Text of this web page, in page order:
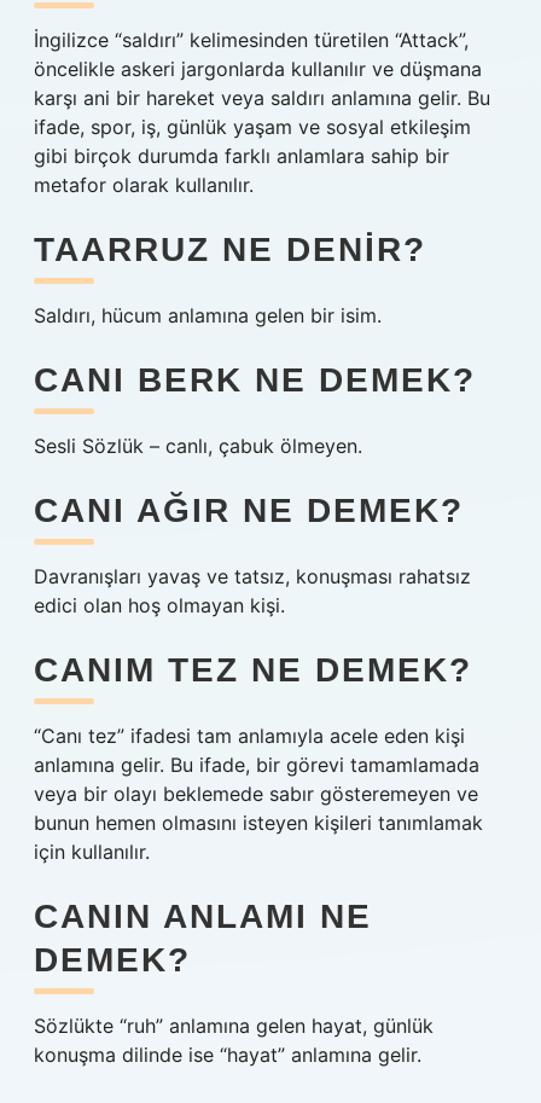
İngilizce “saldırı” kelimesinden türetilen “Attack”,
öncelikle askeri jargonlarda kullanılır ve düşmana
karşı ani bir hareket veya saldırı anlamına gelir. Bu
ifade, spor, iş, günlük yaşam ve sosyal etkileşim
gibi birçok durumda farklı anlamlara sahip bir
metafor olarak kullanılır.
TAARRUZ NE DENIR?
Saldırı, hücum anlamına gelen bir isim.
CANI BERK NE DEMEK?
Sesli Sözlük – canlı, çabuk ölmeyen.
CANI AĞIR NE DEMEK?
Davranışları yavaş ve tatsız, konuşması rahatsız
edici olan hoş olmayan kişi.
CANIM TEZ NE DEMEK?
“Canı tez” ifadesi tam anlamıyla acele eden kişi
anlamına gelir. Bu ifade, bir görevi tamamlamada
veya bir olayı beklemede sabır gösteremeyen ve
bunun hemen olmasını isteyen kişileri tanımlamak
için kullanılır.
CANIN ANLAMI NE
DEMEK?
Sözlükte “ruh” anlamına gelen hayat, günlük
konuşma dilinde ise “hayat” anlamına gelir.